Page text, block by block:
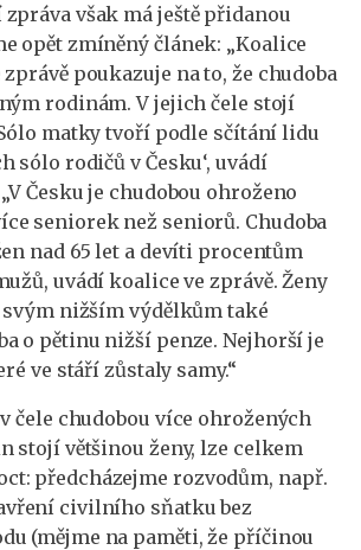
však má ještě přidanou
opět zmíněný článek: „Koalice
zprávě poukazuje na to, že chudoba
rodinám. V jejich čele stojí
matky tvoří podle sčítání lidu
sólo rodičů v Česku‘, uvádí
Česku je chudobou ohroženo
seniorek než seniorů. Chudoba
nad 65 let a devíti procentům
uvádí koalice ve zprávě. Ženy
nižším výdělkům také
o pětinu nižší penze. Nejhorší je
ve stáří zůstaly samy.“
čele chudobou více ohrožených
stojí většinou ženy, lze celkem
předcházejme rozvodům, např.
civilního sňatku bez
(mějme na paměti, že příčinou